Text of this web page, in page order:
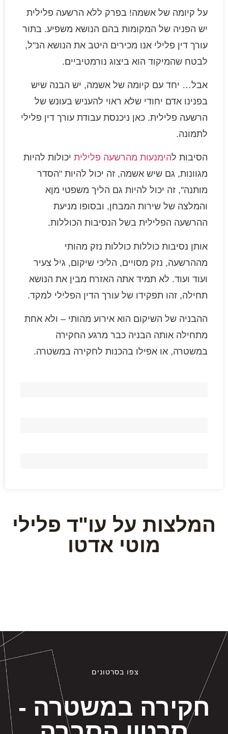
על קיומה של אשמה! בפרק ללא הרשעה פלילית
יש הפניה של המקומות בהם הנושא משפיע. בתור
עורך דין פלילי אנו מכירים היטב את הנושא הנ"ל,
לבטח שהמיקוד הוא ביצוג נורמטיביים.
אבל… יחד עם קיומה של אשמה, יש הבנה שיש
בפנינו אדם יחודי שלא ראוי להעניש בעונש של
הרשעה פלילית. כאן ניכנסת עבודת עורך דין פלילי
לתמונה.
הסיבות להימנעות מהרשעה פלילית יכולות להיות
מגוונות, גם שיש אשמה, זה יכול להיות "הסדר
מותנה", זה יכול להיות גם הליך משפטי מןא
והמלצה של שירות המבחן, ובסופו מניעת
ההרשעה הפלילית בשל הנסיבות הכוללות.
אותן נסיבות כוללות כוללות נזק מהותי
מההרשעה, נזק מסויים, הליכי שיקום, גיל צעיר
ועוד ועוד. לא תמיד אתה האזרח מבין את הנושא
תחילה, זהו תפקידו של עורך הדין הפלילי למקד.
ההבניה של השיקום הוא אירוע מהותי – ולא אחת
מתחילה אותה הבניה כבר מרגע החקירה
במשטרה, או אפילו בהכנות לחקירה במשטרה.
המלצות על עו"ד פלילי
מוטי אדטו
צפו בסרטונים
חקירה במשטרה -